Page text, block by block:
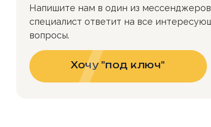
Напишите нам в один из
специалист ответит на все
вопросы.
Хочу "под ключ"